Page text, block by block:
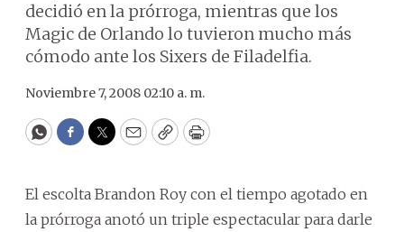
decidió en la prórroga, mientras que los
Magic de Orlando lo tuvieron mucho más
cómodo ante los Sixers de Filadelfia.
Noviembre 7, 2008 02:10 a. m.
WhatsApp
Facebook
Twitter
EmailCopyPrint
El escolta Brandon Roy con el tiempo agotado en
la prórroga anotó un triple espectacular para darle